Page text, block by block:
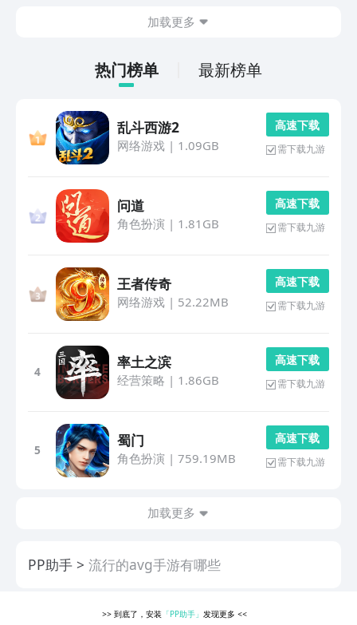
加载更多
热门榜单 最新榜单
乱斗西游2
网络游戏| 1.09GB
高 速 下 载
需下载九游
问道
角色扮演 | 1.81GB
高 速 下 载
需下载九游
王者传奇
网络游戏| 52.22MB
高 速 下 载
需下载九游
4
率土之滨
经营策略 | 1.86GB
高 速 下 载
需下载九游
5
蜀门
角色扮演 | 759.19MB
高 速 下 载
需下载九游
加载更多
PP助手 流行的avg手游有哪些
>> 到底了，安装 「PP助手」 发现更多<<